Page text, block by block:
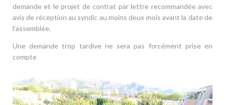
demande et le projet de contrat par lettre recommandée avec
avis de réception au syndic au moins deux mois avant la date de
l’assemblée.
Une demande trop tardive ne sera pas forcément prise en
compte